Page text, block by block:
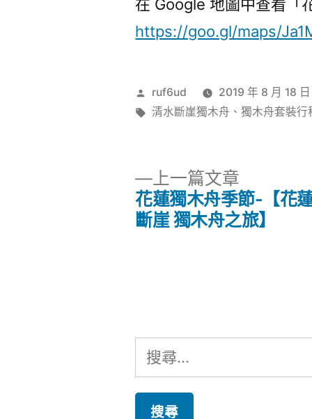
在 Google 地圖中查看「
https://goo.gl/maps/
作
者:
ruf6ud 2019 年 8 月 18 日
標
清水斷崖獨木舟 、獨木舟套裝行
上一篇文章
一
篇
花蓮獨木舟季節-【花
斷崖 獨木舟之旅】
搜
尋